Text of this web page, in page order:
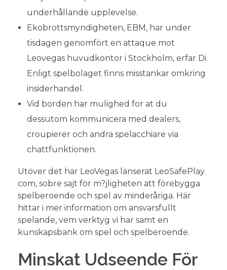
underhållande upplevelse.
Ekobrottsmyndigheten, EBM, har under
tisdagen genomfört en attaque mot
Leovegas huvudkontor i Stockholm, erfar Di.
Enligt spelbolaget finns misstankar omkring
insiderhandel.
Vid borden har mulighed for at du
dessutom kommunicera med dealers,
croupierer och andra spelacchiare via
chattfunktionen.
Utöver det har LeoVegas lanserat LeoSafePlay.
com, sobre sajt för m?jligheten att förebygga
spelberoende och spel av minderåriga. Här
hittar i mer information om ansvarsfullt
spelande, vem verktyg vi har samt en
kunskapsbank om spel och spelberoende.
Minskat Udseende För